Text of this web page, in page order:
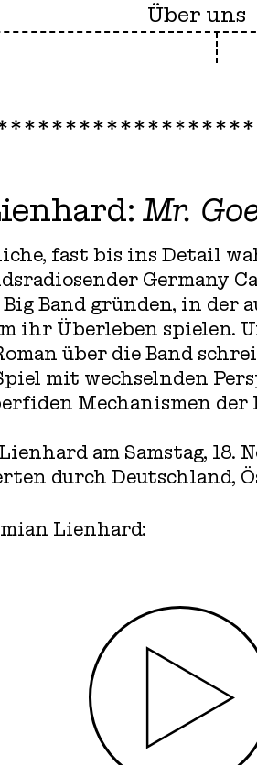
Über uns
Mr.
fast bis ins Detail
Germany
Band gründen, in der
ihr Überleben spielen.
über die Band
mit wechselnden
Mechanismen der
am Samstag, 18.
durch Deutschland,
Lienhard: